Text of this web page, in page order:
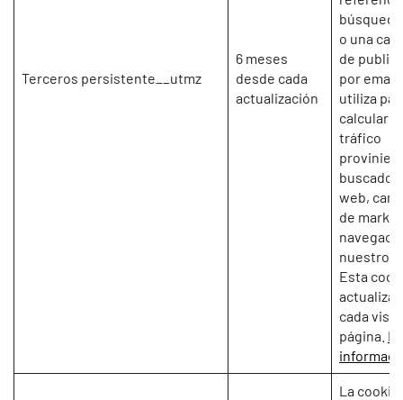
Terceros persistente__utmz
6 meses
desde cada
actualización
o una
de
por email.
utiliza
calcular el
tráfico
web,
de
nuestro
Esta
actualiza
cada
página.
La cookie